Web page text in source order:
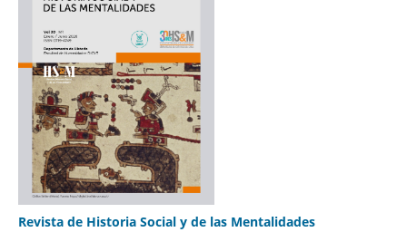
Revista de Historia Social y de las Mentalidades